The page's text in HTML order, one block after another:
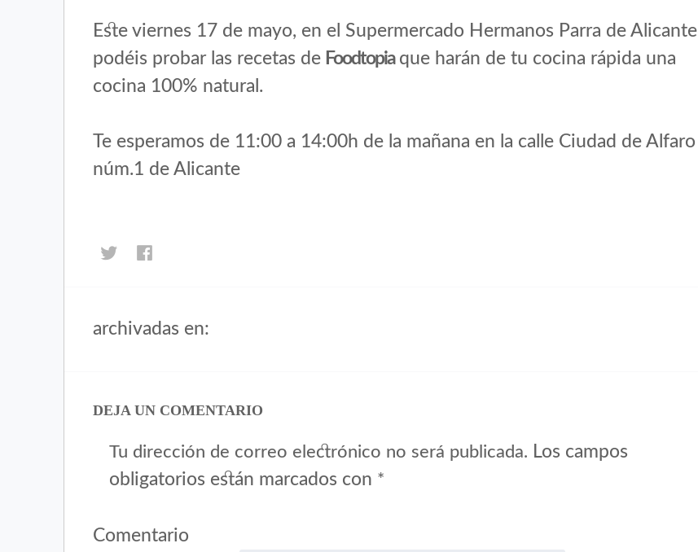
Este viernes 17 de mayo, en el Supermercado Hermanos Parra de Alicante
podéis probar las recetas deFoodtopia que harán de tu cocina rápida una
cocina 100% natural.
Te esperamos de 11:00 a 14:00h de la mañana en la calle Ciudad de Alfaro
núm.1 de Alicante
Haz
clic
en
Twitter
una
nueva)
en
Facebook
una
nueva)
archivadas en:
DEJA UN COMENTARIO
Tu dirección de correo electrónico no será publicada. Los campos
obligatorios están marcados con *
Comentario